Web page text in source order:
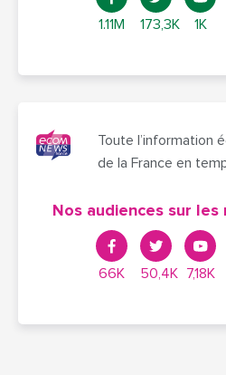
1.11M 173,3K 1K
Toute l’information
de la France en
Nos audiences sur les
66K 50,4K 7,18K